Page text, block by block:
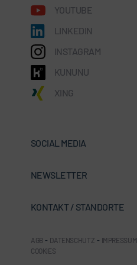
YOUTUBE
LINKEDIN
INSTAGRAM
KUNUNU
XING
SOCIAL MEDIA
NEWSLETTER
KONTAKT / STANDORTE
AGB - DATENSCHUTZ - IMPRESSUM
COOKIES